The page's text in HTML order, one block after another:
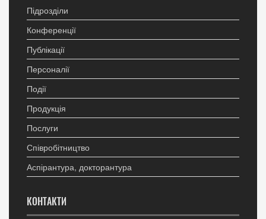
Підрозділи
Конференції
Публікації
Персоналії
Події
Продукція
Послуги
Співробітництво
Аспірантура, докторантура
КОНТАКТИ